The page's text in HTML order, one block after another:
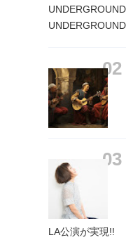
UNDERGROUND
LA公演が実現!!